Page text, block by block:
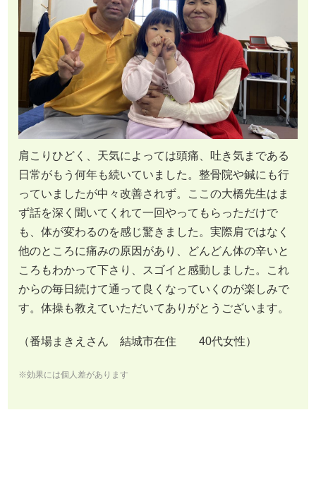
肩こりひどく、天気によっては頭痛、吐き気まである
日常がもう何年も続いていました。整骨院や鍼にも行
っていましたが中々改善されず。ここの大橋先生はま
ず話を深く聞いてくれて一回やってもらっただけで
も、体が変わるのを感じ驚きました。実際肩ではなく
他のところに痛みの原因があり、どんどん体の辛いと
ころもわかって下さり、スゴイと感動しました。これ
からの毎日続けて通って良くなっていくのが楽しみで
す。体操も教えていただいてありがとうございます。
（番場まきえさん 結城市在住 40代女性）
※効果には個人差があります